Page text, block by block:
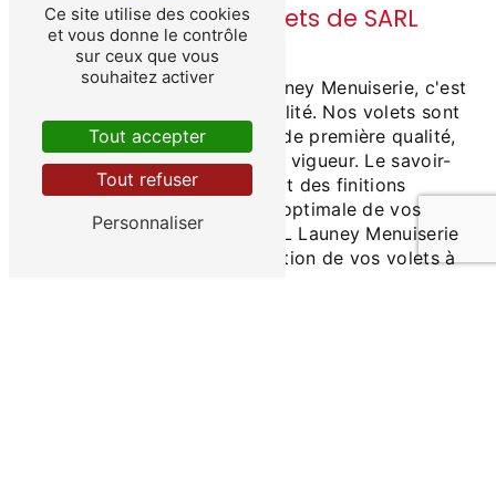
Les avantages des volets de SARL
Launey Menuiserie
Choisir les volets de SARL Launey Menuiserie, c'est
opter pour la qualité et la fiabilité. Nos volets sont
fabriqués avec des matériaux de première qualité,
dans le respect des normes en vigueur. Le savoir-
faire de nos menuisiers garantit des finitions
impeccables et une durabilité optimale de vos
volets. Faites confiance à SARL Launey Menuiserie
pour l'installation ou la rénovation de vos volets à
Ce site utilise des cookies
et vous donne le contrôle
sur ceux que vous
souhaitez activer
Tout accepter
Tout refuser
Personnaliser